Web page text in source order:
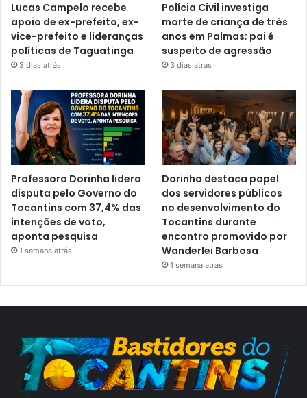
Lucas Campelo recebe
apoio de ex-prefeito, ex-
vice-prefeito e lideranças
políticas de Taguatinga
3 dias atrás
Polícia Civil investiga
morte de criança de três
anos em Palmas; pai é
suspeito de agressão
3 dias atrás
Professora Dorinha lidera
disputa pelo Governo do
Tocantins com 37,4% das
intenções de voto,
aponta pesquisa
1 semana atrás
Dorinha destaca papel
dos servidores públicos
no desenvolvimento do
Tocantins durante
encontro promovido por
Wanderlei Barbosa
1 semana atrás